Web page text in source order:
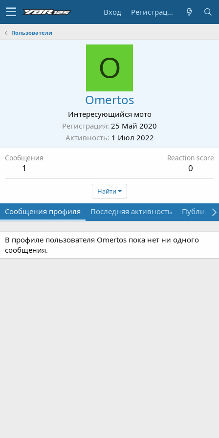
Вход Регистрация
Пользователи
O
Omertos
Интересующийся мото
Регистрация 25 Май 2020
Активность 1 Июл 2022
Сообщения
1
Reaction score
0
Найти
Сообщения профиля Последняя активность
В профиле пользователя Omertos пока нет ни одного
сообщения.